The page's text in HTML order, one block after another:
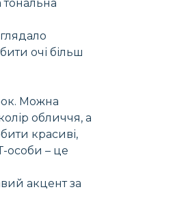
очі більш
Можна
обличчя, а
красиві,
особи – це
акцент за